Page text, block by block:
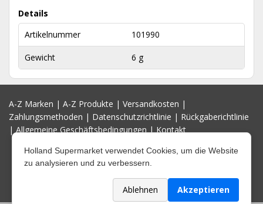
Details
Artikelnummer
101990
Gewicht 6 g
A-Z Marken | A-Z Produkte | Versandkosten |
Zahlungsmethoden | Datenschutzrichtlinie | Rückgaberichtlinie
|Allgemeine Geschäftsbedingungen|Kontakt
Holland Supermarket verwendet Cookies, um die Website
zu analysieren und zu verbessern.
Ablehnen Akzeptieren